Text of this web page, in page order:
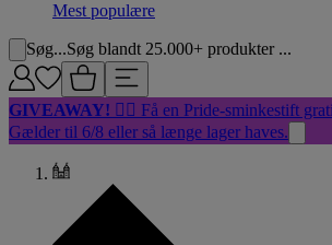
Mest populære
Søg...Søg blandt 25.000+ produkter ...
GIVEAWAY! 🏳️‍🌈 Få en Pride-sminkestift
Gælder til 6/8 eller så længe lager haves.